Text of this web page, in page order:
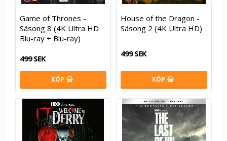
Game of Thrones -
Säsong 8 (4K Ultra HD
Blu-ray + Blu-ray)
499 SEK
KÖP
House of the Dragon -
Säsong 2 (4K Ultra HD)
499 SEK
KÖP